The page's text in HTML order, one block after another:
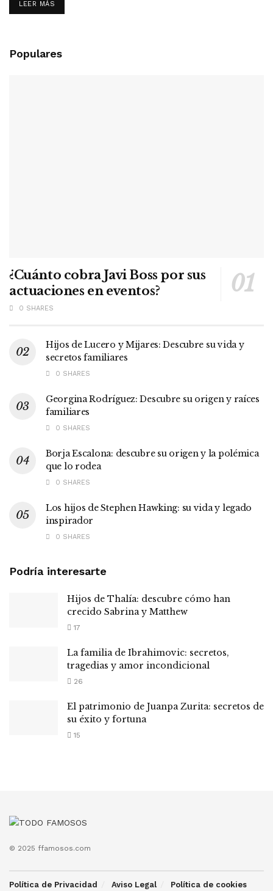
LEER MÁS
Populares
¿Cuánto cobra Javi Boss por sus
actuaciones en eventos?
0 SHARES
Hijos de Lucero y Mijares: Descubre su vida y
secretos familiares
0 SHARES
Georgina Rodríguez: Descubre su origen y raíces
familiares
0 SHARES
Borja Escalona: descubre su origen y la polémica
que lo rodea
0 SHARES
Los hijos de Stephen Hawking: su vida y legado
inspirador
0 SHARES
Podría interesarte
Hijos de Thalía: descubre cómo han
crecido Sabrina y Matthew
17
La familia de Ibrahimovic: secretos,
tragedias y amor incondicional
26
El patrimonio de Juanpa Zurita: secretos de
su éxito y fortuna
15
© 2025 ffamosos.com
Política de Privacidad Aviso Legal Política de cookies